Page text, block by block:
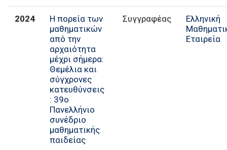
2024
Η πορεία των
μαθηματικών
από την
αρχαιότητα
μέχρι σήμερα:
Θεμέλια και
σύγχρονες
κατευθύνσεις
: 39ο
Πανελλήνιο
συνέδριο
μαθηματικής
παιδείας
Συγγραφέας
Ελληνική
Εταιρεία